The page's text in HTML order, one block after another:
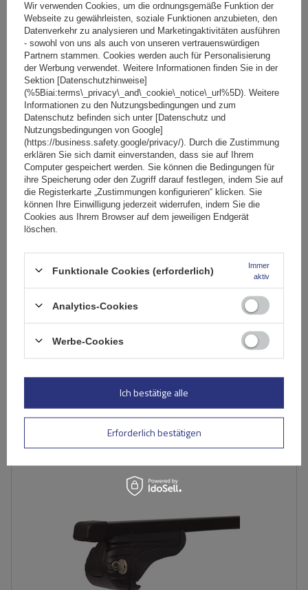
Große Menge verfügbar
Wir versenden schon am10. August
In den
Warenkorb
Mont Blanc AMC 5002-S49 Stahldachträger
137,29 €
Große Menge verfügbar Wir versenden schon am10. August
In den
Warenkorb
Wir verwenden Cookies, um die ordnungsgemäße Funktion der
Webseite zu gewährleisten, soziale Funktionen anzubieten, den
Datenverkehr zu analysieren und Marketingaktivitäten ausführen
- sowohl von uns als auch von unseren vertrauenswürdigen
Partnern stammen. Cookies werden auch für Personalisierung
der Werbung verwendet. Weitere Informationen finden Sie in der
Sektion [Datenschutzhinweise]
(%5Biai:terms\_privacy\_and\_cookie\_notice\_url%5D). Weitere
Informationen zu den Nutzungsbedingungen und zum
Datenschutz befinden sich unter [Datenschutz und
Nutzungsbedingungen von Google]
(https://business.safety.google/privacy/). Durch die Zustimmung
erklären Sie sich damit einverstanden, dass sie auf Ihrem
Computer gespeichert werden. Sie können die Bedingungen für
ihre Speicherung oder den Zugriff darauf festlegen, indem Sie auf
die Registerkarte „Zustimmungen konfigurieren“ klicken. Sie
können Ihre Einwilligung jederzeit widerrufen, indem Sie die
Cookies aus Ihrem Browser auf dem jeweiligen Endgerät
löschen.
Funktionale Cookies (erforderlich)
Immer
aktiv
Analytics-Cookies
Werbe-Cookies
Erforderlich bestätigen
Ich bestätige alle